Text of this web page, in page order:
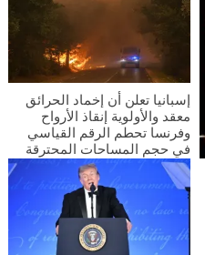
إسبانيا تعلن أن إخماد الحرائق
معقد والأولوية إنقاذ الأرواح
وفرنسا تحطم الرقم القياسي
في حجم المساحات المحترقة
2026/07/25